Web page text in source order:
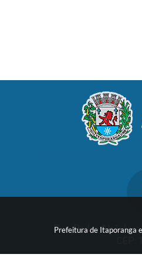
Prefeitura de Itaporanga
Rua: Pedro